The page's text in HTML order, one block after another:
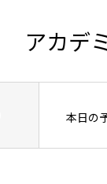
アカデ
本日の